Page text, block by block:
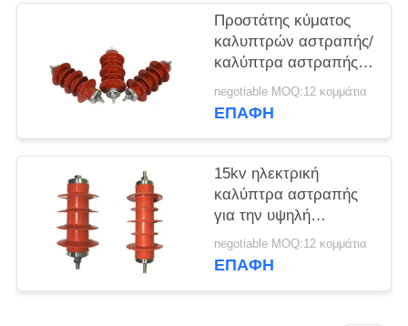
Προστάτης κύματος
καλυπτρών αστραπής/
καλύπτρα αστραπής
Mov με να
τοποθετήσει -
negotiable MOQ:12 κομμάτια
ΕΠΑΦΉ
15kv ηλεκτρική
καλύπτρα αστραπής
για την υψηλή
προστασία
οικοδόμησης ανόδου
negotiable MOQ:12 κομμάτια
ΕΠΑΦΉ